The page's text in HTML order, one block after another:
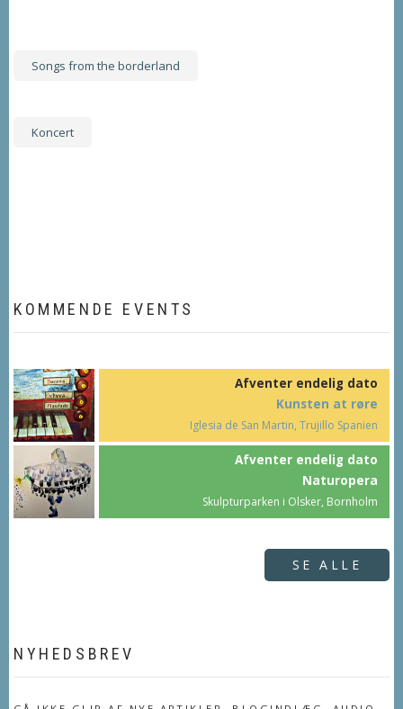
Songs from the borderland
Koncert
KOMMENDE EVENTS
Afventer endelig dato
Kunsten at røre
Iglesia de San Martin, Trujillo Spanien
Afventer endelig dato
Naturopera
Skulpturparken i Olsker, Bornholm
SE ALLE
NYHEDSBREV